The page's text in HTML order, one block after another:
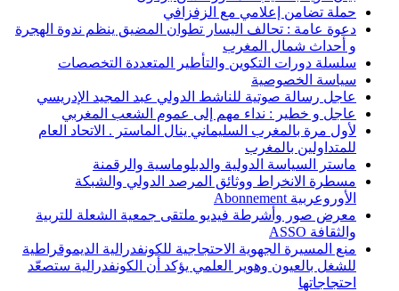
حملة تضامن إعلامي مع الزفزافي
دعوة عامة : تحالف اليسار تطوان المضيق ينظم ندوة الهجرة
و أحداث شمال المغرب
سلسلة دورات التكوين والتأطير المتعددة التخصصات
سياسة الخصوصية
عاجل رسالة صوتية للناشط الدولي عبد المجيد الإدريسي
عاجل و خطير : نداء مهم إلى عموم الشعب المغربي
لأول مرة بالمغرب السليماني ينال الماستر . الاتحاد العام
للمتداولين بالمغرب
ماستر السياسة الدولية والدبلوماسية والرقمنة
مسطرة الانخراط ووثائق المرصد الدولي والشبكة
الأوروعربية Abonnement
معرض صور وأشرطة فيديو ملتقى جمعية الشعلة للتربية
والثقافة ASSO
منع المسيرة الجهوية الاحتجاجية للكونفدرالية الديموقراطية
للشغل بالعيون وهوير العلمي يؤكد أن الكونفدرالية ستصعّد
احتجاجاتها